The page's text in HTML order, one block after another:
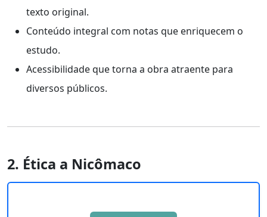
texto original.
Conteúdo integral com notas que enriquecem o
estudo.
Acessibilidade que torna a obra atraente para
diversos públicos.
2. Ética a Nicômaco